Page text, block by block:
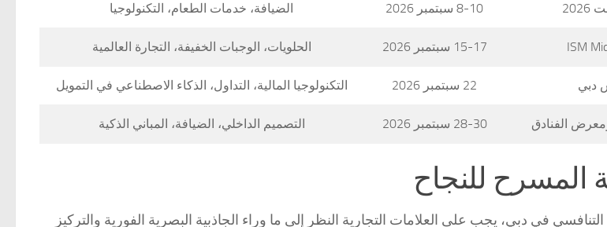
8-10 سبتمبر 2026 الضيافة، خدمات الطعام، التكنولوجيا
15-17 سبتمبر 2026 الحلويات، الوجبات الخفيفة، التجارة العالمية
دبي 22 سبتمبر 2026 التكنولوجيا المالية، التداول، الذكاء الاصطناعي في التمويل
28-30 سبتمبر 2026 التصميم الداخلي، الضيافة، المباني الذكية
المسرح للنجاح
في دبي، يجب على العلامات التجارية النظر إلى ما وراء الجاذبية البصرية الفورية والتركيز